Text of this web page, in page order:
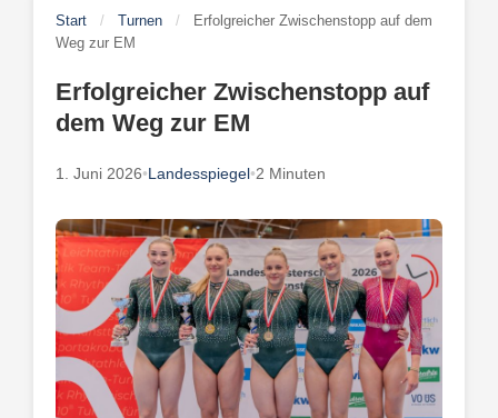
Start / Turnen /
Erfolgreicher Zwischenstopp auf dem
Weg zur EM
Erfolgreicher Zwischenstopp auf
dem Weg zur EM
1. Juni 2026•Landesspiegel•2 Minuten